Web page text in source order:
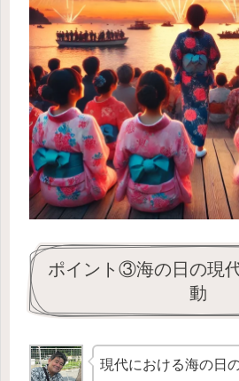
ポイント③海の日の現
動
現代における海の日